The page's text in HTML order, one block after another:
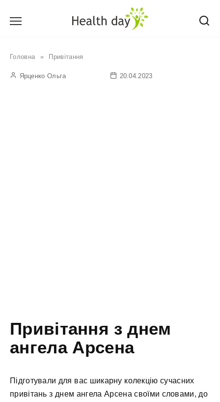
Головна » Привітання
Ярценко Ольга 20.04.2023
Привітання з днем
ангела Арсена
Підготували для вас шикарну колекцію сучасних
привітань з днем ангела Арсена своїми словами, до